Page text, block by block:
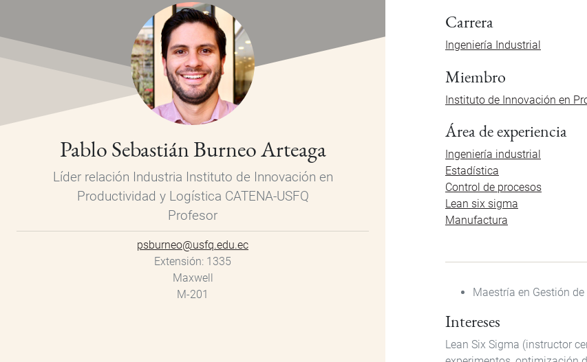
Pablo Sebastián Burneo Arteaga
Líder relación Industria Instituto de Innovación en
Productividad y Logística CATENA-USFQ
Profesor
psburneo@usfq.edu.ec
Extensión 1335
Maxwell
M-201
Carrera
Ingeniería Industrial
Miembro
Instituto de Innovación en
Área de experiencia
Ingeniería industrial
Estadística
Control de procesos
Lean six sigma
Manufactura
Maestría en Gestión
Intereses
Lean Six Sigma (instructor